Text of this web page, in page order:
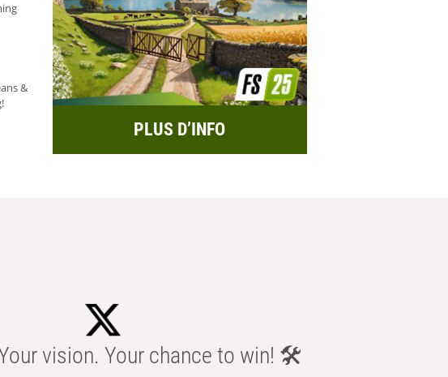
&
PLUS D’INFO
vision. Your chance to win! 🛠️